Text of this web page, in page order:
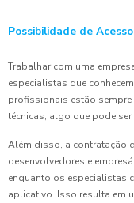
Possibilidade de
Trabalhar com uma
especialistas que
profissionais estão
técnicas, algo que pode
Além disso, a contratação
desenvolvedores e
enquanto os especialistas
aplicativo. Isso resulta em